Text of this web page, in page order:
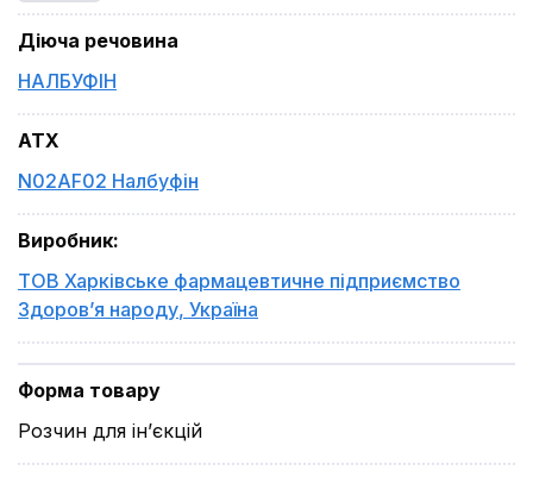
Діюча речовина
НАЛБУФІН
ATX
N02AF02 Налбуфін
Виробник:
ТОВ Харківське фармацевтичне підприємство
Здоров’я народу, Україна
Форма товару
Розчин для ін’єкцій